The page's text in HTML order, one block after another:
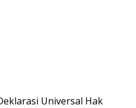
Universal Hak